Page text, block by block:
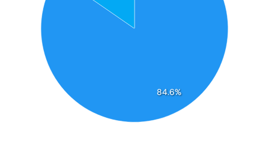
84.6%